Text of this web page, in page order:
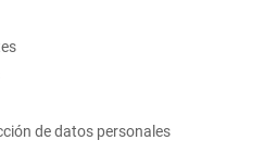
de datos personales